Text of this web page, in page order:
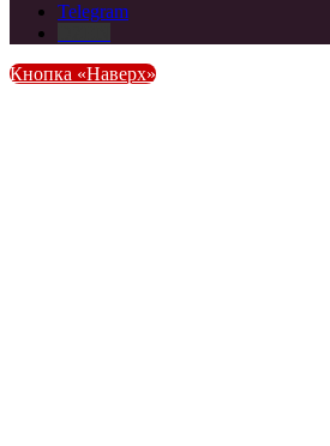
Telegram
Кнопка «Наверх»